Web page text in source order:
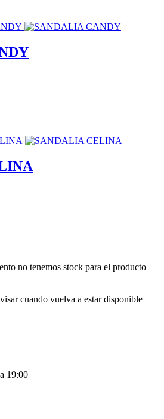
no tenemos stock para el producto
cuando vuelva a estar disponible
19:00